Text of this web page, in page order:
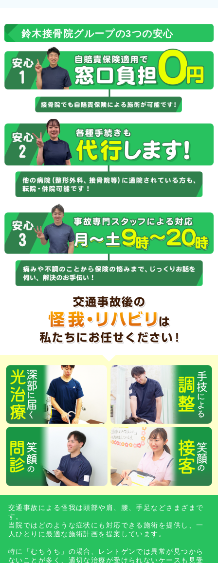
鈴木接骨院グループの3つの安心
交通事故による怪我は頭部や肩、腰、手足などさまざまで
す。
当院ではどのような症状にも対応できる施術を提供し、一
人ひとりに最適な施術計画を提案しています。
特に「むちうち」の場合、レントゲンでは異常が見つから
ないことが多く、適切な治療が受けられないケースも見受